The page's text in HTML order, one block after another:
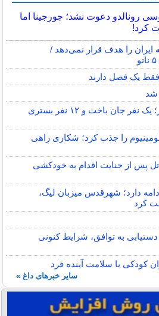
رونالدو دعوت نشد؛ جورجینا اما
کرد!
ایران را هدف قرار نمی‌دهد /
شد
مسمومیت الکلی در نیشابور؛ یک نفر جان باخت و ۱۲ نفر بستری
۱۹ ساله آلومینیوم را جذب کرد؛ شکاری راهی
پس از جنایت اقدام به خودکشی
دارد؛ شهرقدس میزبان لیگ،
به توافق، شرایط کنونی
کودکی با سلامت آینده فرد
سایر خبرهای داغ »